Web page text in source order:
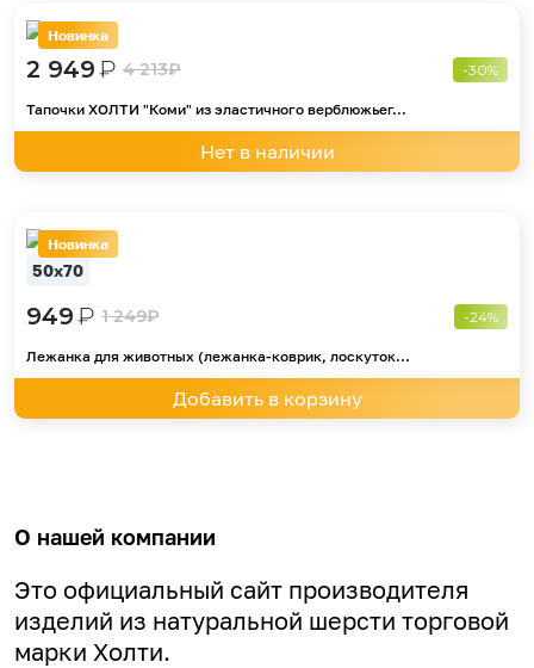
Новинка
2 949₽ 4 213₽ -30%
Тапочки ХОЛТИ "Коми" из эластичного верблюжьег...
Нет в наличии
Новинка
50х70
949₽ 1 249₽ -24%
Лежанка для животных (лежанка-коврик, лоскуток...
Добавить в корзину
О нашей компании
Это официальный сайт производителя
изделий из натуральной шерсти торговой
марки Холти.